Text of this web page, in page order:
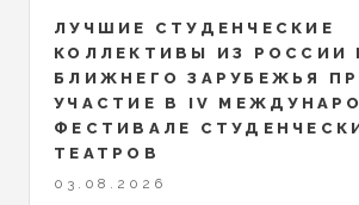
ЛУЧШИЕ СТУДЕНЧЕСКИЕ
КОЛЛЕКТИВЫ ИЗ РОССИИ
БЛИЖНЕГО ЗАРУБЕЖЬЯ
УЧАСТИЕ В IV
ФЕСТИВАЛЕ
ТЕАТРОВ
03.08.2026